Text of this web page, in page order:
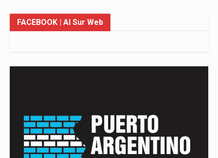
FACEBOOK | Al Sur Web